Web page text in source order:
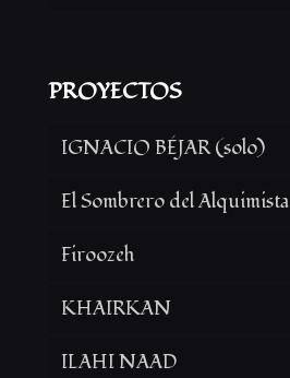
PROYECTOS
IGNACIO BÉJAR (solo)
El Sombrero del Alquimista
Firoozeh
KHAIRKAN
ILAHI NAAD